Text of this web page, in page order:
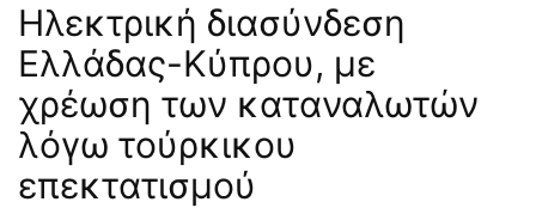
Ηλεκτρική διασύνδεση
Ελλάδας-Κύπρου, με
χρέωση των καταναλωτών
λόγω τούρκικου
επεκτατισμού